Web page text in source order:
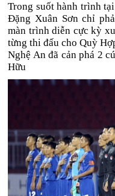
Trong suốt hành trình
Đặng Xuân Sơn chỉ
màn trình diễn cực kỳ
từng thi đấu cho Quỳ
Nghệ An đã cản phá 2
Hữu